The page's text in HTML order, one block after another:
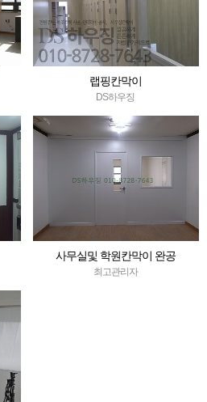
랩핑칸막이
DS하우징
사무실및 학원칸막이 완공
최고관리자